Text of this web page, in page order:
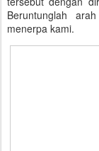
Beruntunglah
menerpa kami.